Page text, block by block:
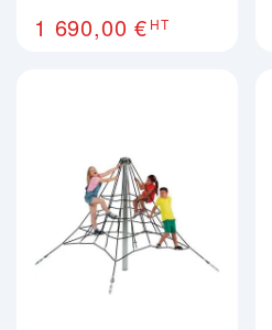
1 690,00 € HT